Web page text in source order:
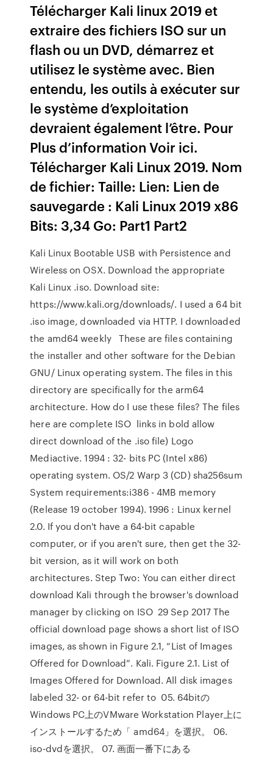
Télécharger Kali linux 2019 et
extraire des fichiers ISO sur un
flash ou un DVD, démarrez et
utilisez le système avec. Bien
entendu, les outils à exécuter sur
le système d’exploitation
devraient également l’être. Pour
Plus d’information Voir ici.
Télécharger Kali Linux 2019. Nom
de fichier: Taille: Lien: Lien de
sauvegarde : Kali Linux 2019 x86
Bits: 3,34 Go: Part1 Part2
Kali Linux Bootable USB with Persistence and
Wireless on OSX. Download the appropriate
Kali Linux .iso. Download site:
https://www.kali.org/downloads/. I used a 64 bit
.iso image, downloaded via HTTP. I downloaded
the amd64 weekly These are files containing
the installer and other software for the Debian
GNU/ Linux operating system. The files in this
directory are specifically for the arm64
architecture. How do I use these files? The files
here are complete ISO links in bold allow
direct download of the .iso file) Logo
Mediactive. 1994 : 32- bits PC (Intel x86)
operating system. OS/2 Warp 3 (CD) sha256sum
System requirements:i386 - 4MB memory
(Release 19 october 1994). 1996 : Linux kernel
2.0. If you don't have a 64-bit capable
computer, or if you aren't sure, then get the 32-
bit version, as it will work on both
architectures. Step Two: You can either direct
download Kali through the browser's download
manager by clicking on ISO 29 Sep 2017 The
official download page shows a short list of ISO
images, as shown in Figure 2.1, “List of Images
Offered for Download”. Kali. Figure 2.1. List of
Images Offered for Download. All disk images
labeled 32- or 64-bit refer to 05. 64bitの
Windows PC上のVMware Workstation Player上に
インストールするため「 amd64」を選択。 06.
iso-dvdを選択。 07. 画面一番下にある